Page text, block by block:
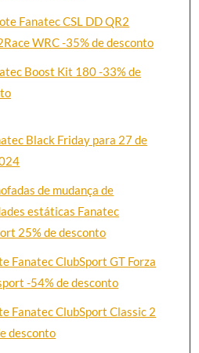
Fanatec CSL DD QR2
WRC -35% de desconto
Boost Kit 180 -33% de
Black Friday para 27 de
de mudança de
estáticas Fanatec
25% de desconto
Fanatec ClubSport GT Forza
-54% de desconto
Fanatec ClubSport Classic 2
desconto